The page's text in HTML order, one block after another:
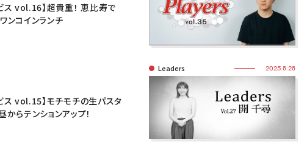
ス vol.16】超貴重！ 恵比寿で
ンコインランチ
ス vol.15】モチモチの生パスタ
からテンションアップ！
Leaders 2025.8.28